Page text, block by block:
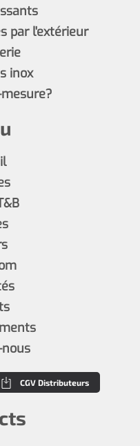
par l'extérieur
inox
CGV Distributeurs